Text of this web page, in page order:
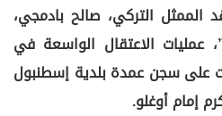
الممثل التركي، صالح بادمجي،
عمليات الاعتقال الواسعة في
على سجن عمدة بلدية إسطنبول
إمام أوغلو.